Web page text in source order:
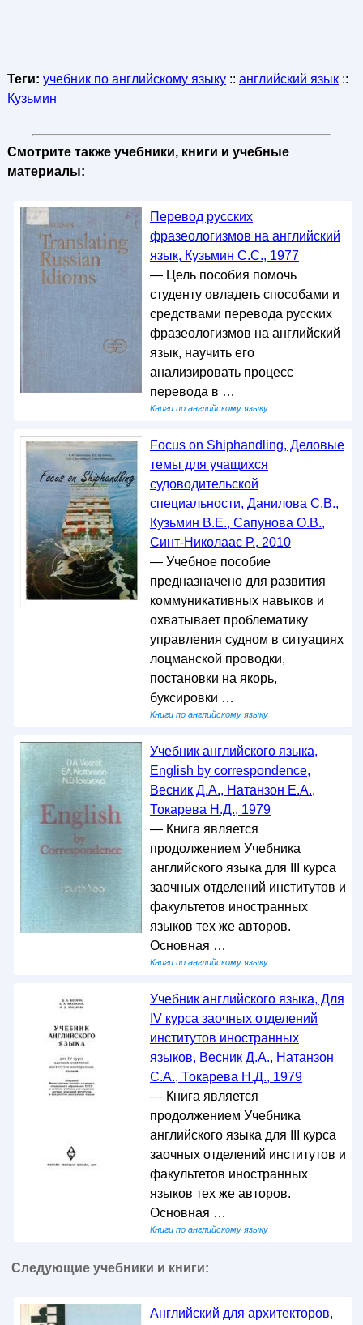
Теги: учебник по английскому языку:: английский язык::
Кузьмин
Смотрите также учебники, книги и учебные
материалы:
Перевод русских
фразеологизмов на английский
язык, Кузьмин С.С., 1977
— Цель пособия помочь
студенту овладеть способами и
средствами перевода русских
фразеологизмов на английский
язык, научить его
анализировать процесс
перевода в …
Книги по английскому языку
Focus on Shiphandling, Деловые
темы для учащихся
судоводительской
специальности, Данилова С.В.,
Кузьмин В.Е., Сапунова О.В.,
Синт-Николаас Р., 2010
— Учебное пособие
предназначено для развития
коммуникативных навыков и
охватывает проблематику
управления судном в ситуациях
лоцманской проводки,
постановки на якорь,
буксировки …
Книги по английскому языку
Учебник английского языка,
English by correspondence,
Весник Д.А., Натанзон Е.А.,
Токарева Н.Д., 1979
— Книга является
продолжением Учебника
английского языка для III курса
заочных отделений институтов и
факультетов иностранных
языков тех же авторов.
Основная …
Книги по английскому языку
Учебник английского языка, Для
IV курса заочных отделений
институтов иностранных
языков, Весник Д.А., Натанзон
С.А., Токарева Н.Д., 1979
— Книга является
продолжением Учебника
английского языка для III курса
заочных отделений институтов и
факультетов иностранных
языков тех же авторов.
Основная …
Книги по английскому языку
Следующие учебники и книги:
Английский для архитекторов,